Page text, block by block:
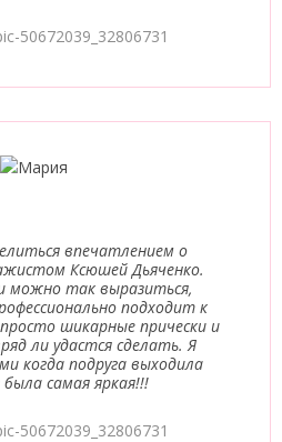
50672039_32806731
впечатлением о
Ксюшей Дьяченко.
можно так выразиться,
подходит к
шикарные прически и
ли удастся сделать. Я
когда подруга выходила
самая яркая!!!
50672039_32806731